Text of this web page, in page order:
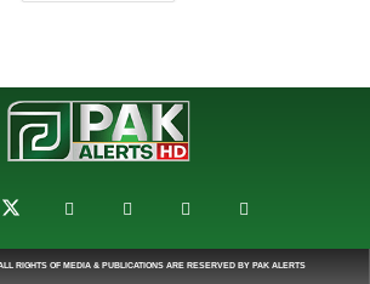
RIGHTS OF MEDIA & PUBLICATIONS ARE RESERVED BY PAK ALERTS